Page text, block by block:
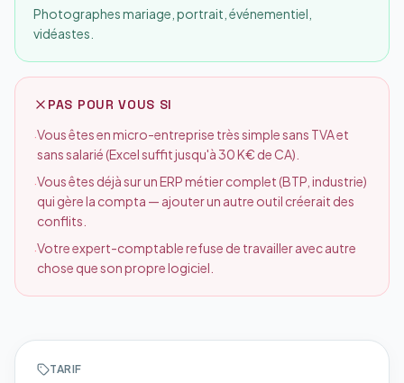
Photographes mariage, portrait, événementiel,
vidéastes.
PAS POUR VOUS SI
·Vous êtes en micro-entreprise très simple sans TVA et
sans salarié (Excel suffit jusqu'à 30 K€ de CA).
·Vous êtes déjà sur un ERP métier complet (BTP, industrie)
qui gère la compta — ajouter un autre outil créerait des
conflits.
·Votre expert-comptable refuse de travailler avec autre
chose que son propre logiciel.
TARIF